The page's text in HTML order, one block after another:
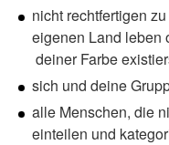
nicht rechtfertigen
eigenen Land leben
deiner Farbe
sich und deine
alle Menschen, die
einteilen und